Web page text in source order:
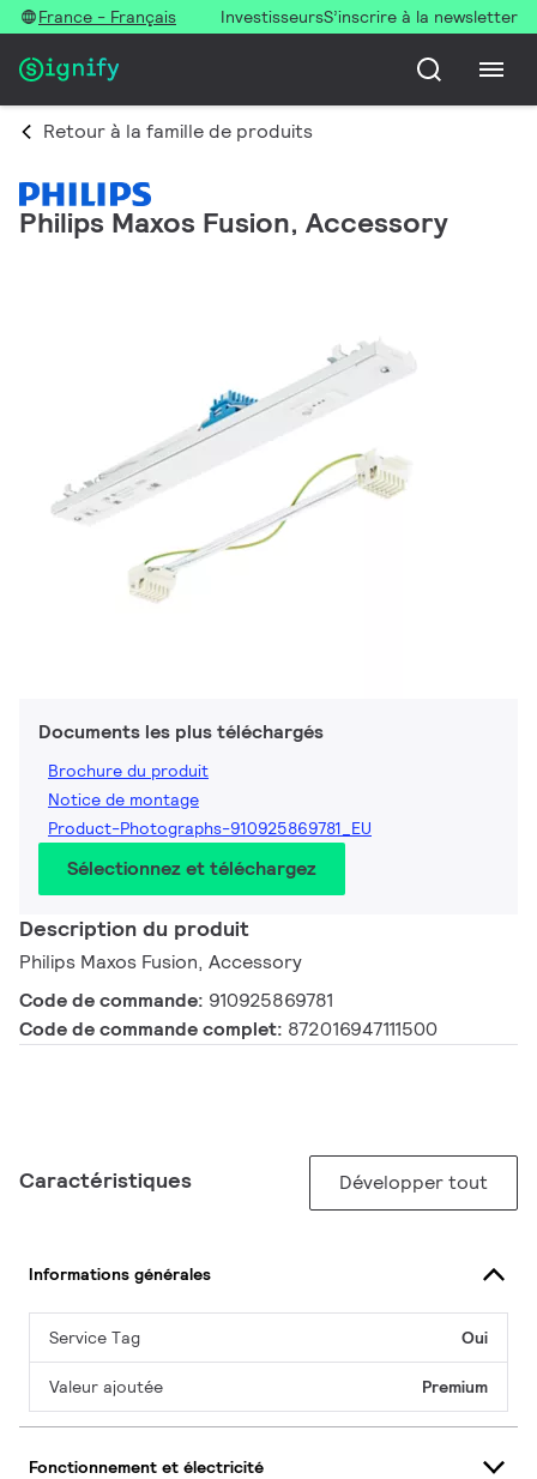
France - Français InvestisseursS’inscrire à la newsletter
Retour à la famille de produits
Philips Maxos Fusion, Accessory
Documents les plus téléchargés
Brochure du produit
Notice de montage
Product-Photographs-910925869781_EU
Sélectionnez et téléchargez
Description du produit
Philips Maxos Fusion, Accessory
Code de commande: 910925869781
Code de commande complet: 872016947111500
Caractéristiques Développer tout
Informations générales
Service Tag Oui
Valeur ajoutée Premium
Fonctionnement et électricité